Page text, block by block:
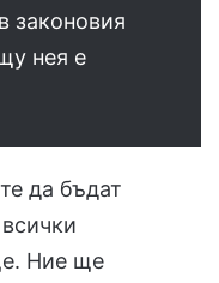
законовия
нея е
да бъдат
Ние ще